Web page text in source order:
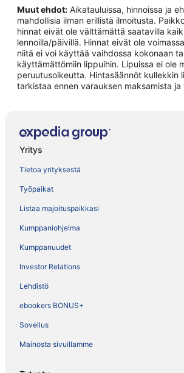
Muut ehdot: Aikatauluissa, hinnoissa ja
mahdollisia ilman erillistä ilmoitusta.
hinnat eivät ole välttämättä saatavilla
lennoilla/päivillä. Hinnat eivät ole
niitä ei voi käyttää vaihdossa kokonaan
käyttämättömiin lippuihin. Lipuissa ei ole
peruutusoikeutta. Hintasäännöt kullekkin
tarkistaa ennen varauksen maksamista ja
Yritys
Tietoa yrityksestä
Työpaikat
Listaa majoituspaikkasi
Kumppaniohjelma
Kumppanuudet
Investor Relations
Lehdistö
ebookers BONUS+
Sovellus
Mainosta sivuillamme